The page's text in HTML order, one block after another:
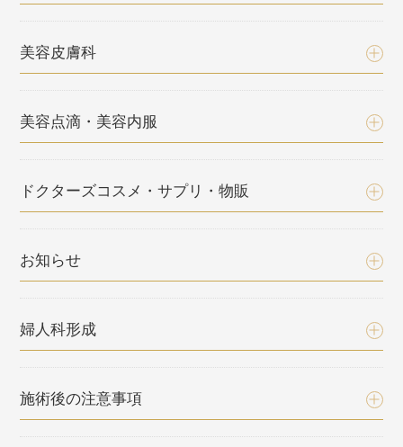
美容皮膚科
美容点滴・美容内服
ドクターズコスメ・サプリ・物販
お知らせ
婦人科形成
施術後の注意事項